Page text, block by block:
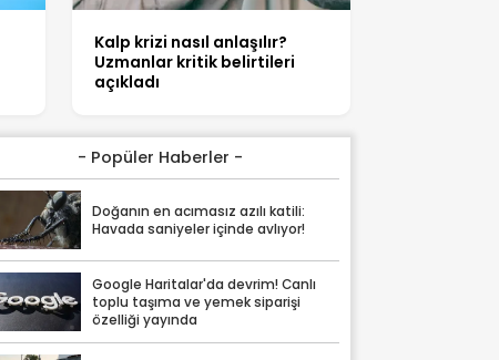
Kalp krizi nasıl anlaşılır?
Uzmanlar kritik belirtileri
açıkladı
- Popüler Haberler -
Doğanın en acımasız azılı katili:
Havada saniyeler içinde avlıyor!
Google Haritalar'da devrim! Canlı
toplu taşıma ve yemek siparişi
özelliği yayında